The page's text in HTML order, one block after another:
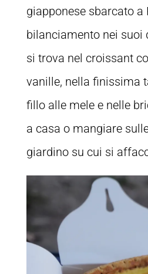
giapponese sbarcato a
bilanciamento nei suoi
si trova nel croissant
vanille, nella finissima
fillo alle mele e nelle
a casa o mangiare
giardino su cui si